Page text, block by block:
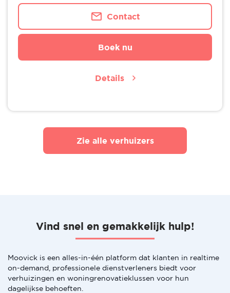
Contact
Boek nu
Details
Zie alle verhuizers
Vind snel en gemakkelijk hulp!
Moovick is een alles-in-één platform dat klanten in realtime
on-demand, professionele dienstverleners biedt voor
verhuizingen en woningrenovatieklussen voor hun
dagelijkse behoeften.